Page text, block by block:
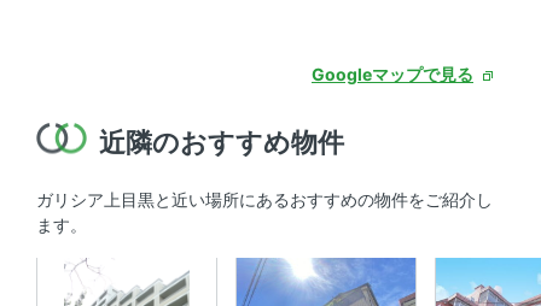
Googleマップで見る
近隣のおすすめ物件
ガリシア上目黒と近い場所にあるおすすめの物件をご紹介し
ます。